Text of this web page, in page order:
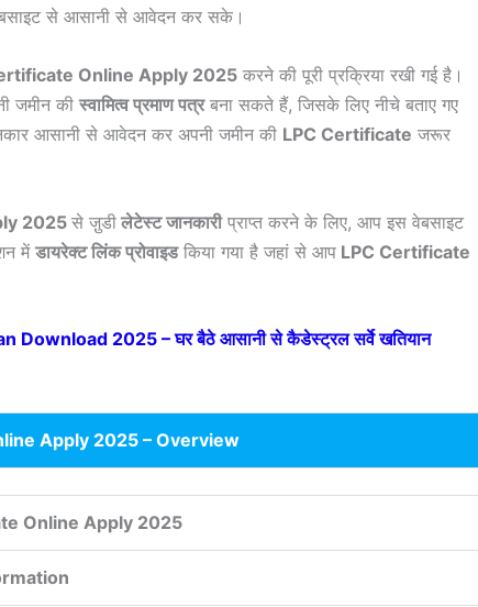
से आसानी से आवेदन कर सके।
Online Apply 2025 करने की पूरी प्रक्रिया रखी गई है।
जमीन की स्वामित्व प्रमाण पत्रबना सकते हैं, जिसके लिए नीचे बताए गए
आसानी से आवेदन कर अपनी जमीन की LPC Certificate जरूर
2025 से जु़डी लेटेस्ट जानकारीप्राप्त करने के लिए, आप इस वेबसाइट
मेंडायरेक्ट लिंक प्रोवाइडकिया गया है जहां से आप LPC Certificate
2025 – घर बैठे आसानी से कैडेस्ट्रल सर्वे खतियान
Apply 2025 – Overview
Online Apply 2025